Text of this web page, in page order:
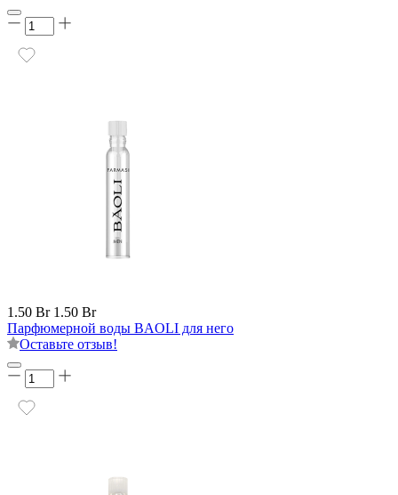
1.50 Br 1.50 Br
Парфюмерной воды BAOLI для него
Оставьте отзыв!